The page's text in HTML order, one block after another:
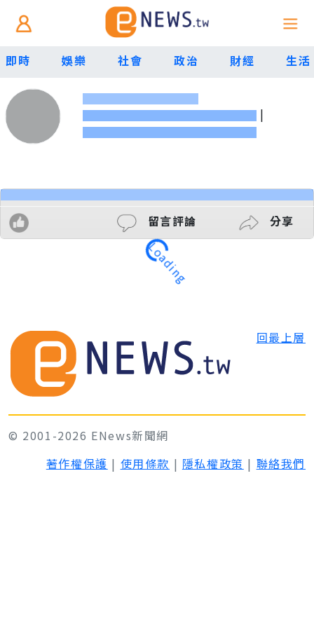
即時 娛樂 社會 政治 財經 生活
|
留言評論 分享
Loading
回最上層
© 2001-2026 ENews新聞網
著作權保護 | 使用條款 | 隱私權政策 | 聯絡我們